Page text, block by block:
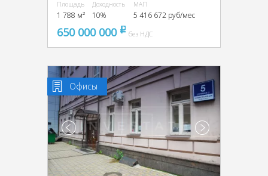
Площадь
1 788 м²
Доходность
10%
МАП
5 416 672 руб/мес
650 000 000 pуббез НДС
Офисы